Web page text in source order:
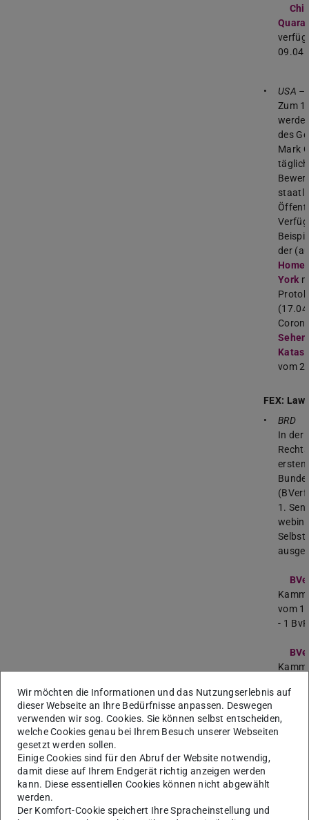
USA –
Zum
des
Mark
der
York
vom
FEX: Law:
BRD
In der
ersten
1.
vom
- 1
- 1
Wir möchten die Informationen und das Nutzungserlebnis auf
dieser Webseite an Ihre Bedürfnisse anpassen. Deswegen
verwenden wir sog. Cookies. Sie können selbst entscheiden,
welche Cookies genau bei Ihrem Besuch unserer Webseiten
gesetzt werden sollen.
Einige Cookies sind für den Abruf der Website notwendig,
damit diese auf Ihrem Endgerät richtig anzeigen werden
kann. Diese essentiellen Cookies können nicht abgewählt
werden.
Der Komfort-Cookie speichert Ihre Spracheinstellung und